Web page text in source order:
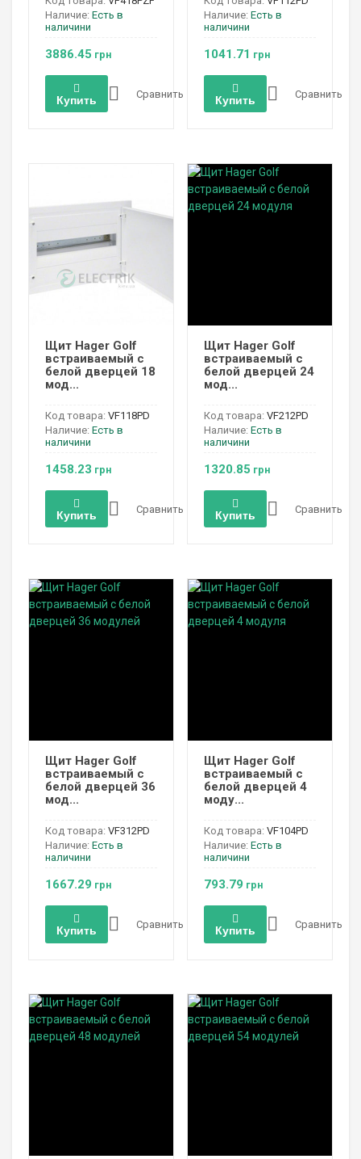
Наличие: Есть в
наличини
3886.45 грн
Купить Сравнить
Наличие: Есть в
наличини
1041.71 грн
Купить Сравнить
Щит Hager Golf
встраиваемый с
белой дверцей 18
мод...
Код товара: VF118PD
Наличие: Есть в
наличини
1458.23 грн
Купить Сравнить
Щит Hager Golf
встраиваемый с
белой дверцей 24
мод...
Код товара: VF212PD
Наличие: Есть в
наличини
1320.85 грн
Купить Сравнить
Щит Hager Golf
встраиваемый с
белой дверцей 36
мод...
Код товара: VF312PD
Наличие: Есть в
наличини
1667.29 грн
Купить Сравнить
Щит Hager Golf
встраиваемый с
белой дверцей 4
моду...
Код товара: VF104PD
Наличие: Есть в
наличини
793.79 грн
Купить Сравнить